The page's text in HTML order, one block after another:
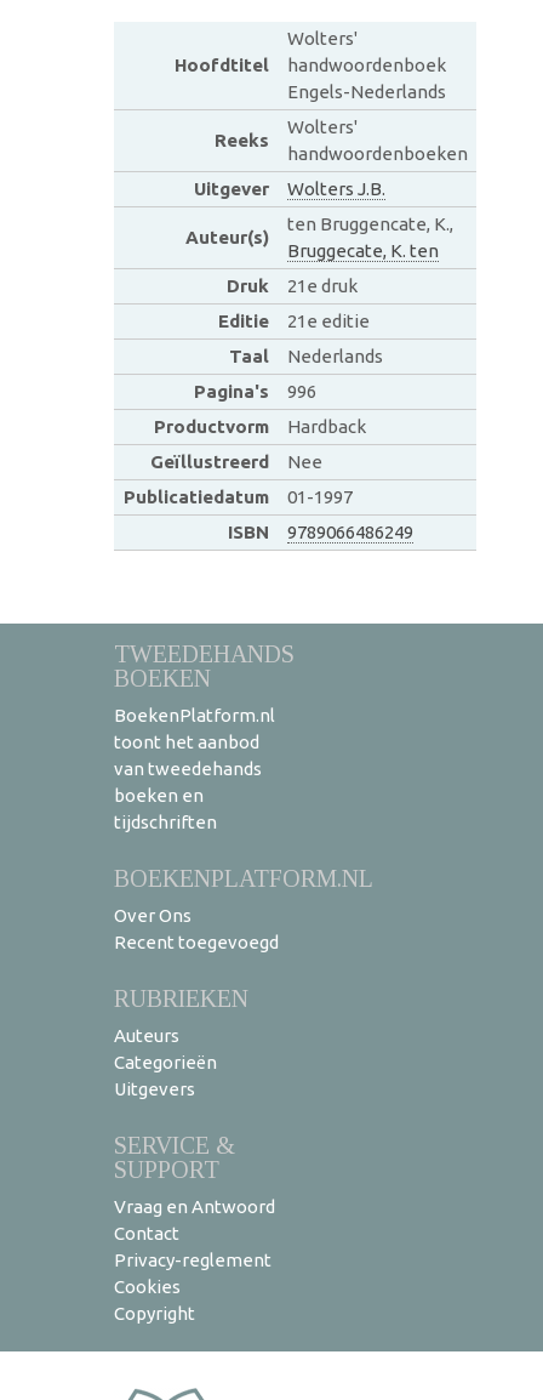
Hoofdtitel
Wolters'
handwoordenboek
Engels-Nederlands
Reeks
Wolters'
handwoordenboeken
Uitgever
Wolters J.B.
Auteur(s)
ten Bruggencate, K.,
Bruggecate, K. ten
Druk
21e druk
Editie
21e editie
Taal
Nederlands
Pagina's
996
Productvorm
Hardback
Geïllustreerd
Nee
Publicatiedatum
01-1997
ISBN
9789066486249
TWEEDEHANDS
BOEKEN
BoekenPlatform.nl
toont het aanbod
van tweedehands
boeken en
tijdschriften
BOEKENPLATFORM.NL
Over Ons
Recent toegevoegd
RUBRIEKEN
Auteurs
Categorieën
Uitgevers
SERVICE &
SUPPORT
Vraag en Antwoord
Contact
Privacy-reglement
Cookies
Copyright